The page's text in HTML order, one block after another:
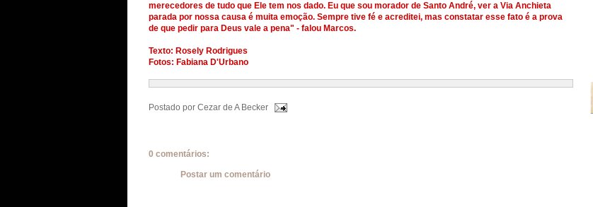
merecedores de tudo que Ele tem nos dado. Eu que sou morador de Santo André, ver a Via Anchieta
parada por nossa causa é muita emoção. Sempre tive fé e acreditei, mas constatar esse fato é a prova
de que pedir para Deus vale a pena" - falou Marcos.
Texto: Rosely Rodrigues
Fotos: Fabiana D'Urbano
Postado por Cezar de A Becker
0 comentários:
Postar um comentário